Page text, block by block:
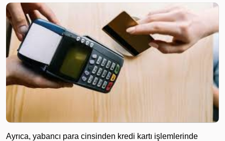
Ayrıca, yabancı para cinsinden kredi kartı işlemlerinde